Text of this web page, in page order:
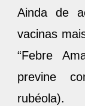
Ainda de
vacinas
“Febre
previne
rubéola).